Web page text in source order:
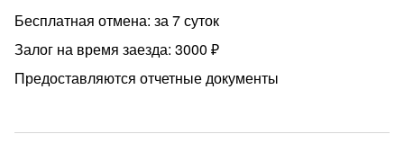
⭐бесплатный Гайд о том, куда пойти с детьми в СПБ
(места, афиша событий, парки)
ИНФРАСТРУКТУРА:
Бесплатная отмена: за 7 суток
Залог на время заезда: 3000 ₽
Предоставляются отчетные документы